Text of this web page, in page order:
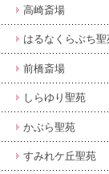
高崎斎場
はるなくらぶち聖
前橋斎場
しらゆり聖苑
かぶら聖苑
すみれケ丘聖苑